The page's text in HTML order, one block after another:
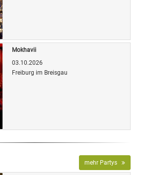
Mokhavii
03.10.2026
Freiburg im Breisgau
mehr Partys